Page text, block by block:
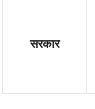
सरकार